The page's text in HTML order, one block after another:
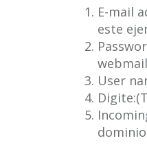
E-mail
este
User